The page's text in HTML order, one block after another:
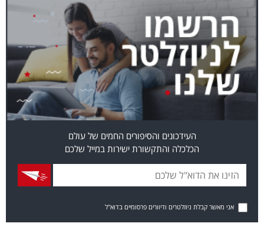
העידכונים והסיפורים החמים של עולם
הכלכלה והתקשורת ישירות במייל שלכם
אני מאשר קבלת ניוזלטרים ודיוורים פרסומיים בדוא"ל